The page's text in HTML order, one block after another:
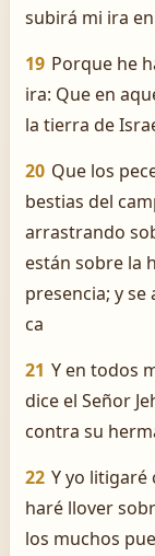
subirá mi ira
19 Porque he
ira: Que en
la tierra de
20 Que los
bestias del
arrastrando
están sobre la
presencia; y
ca
21 Y en todos
dice el Señor
contra su
22 Y yo litigaré
haré llover
los muchos